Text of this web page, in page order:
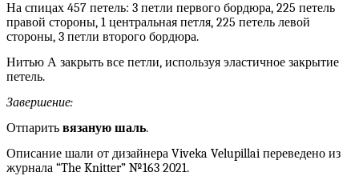
На спицах 457 петель: 3 петли первого бордюра, 225 петель
правой стороны, 1 центральная петля, 225 петель левой
стороны, 3 петли второго бордюра.
Нитью А закрыть все петли, используя эластичное закрытие
петель.
Завершение:
Отпарить вязаную шаль.
Описание шали от дизайнера Viveka Velupillai переведено из
журнала “The Knitter” №163 2021.